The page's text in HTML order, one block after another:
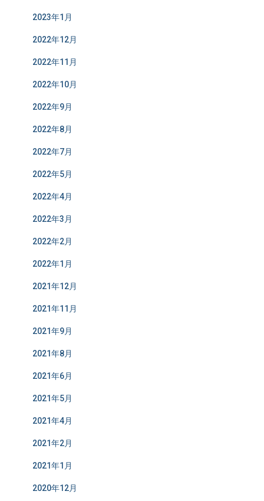
2023年1月
2022年12月
2022年11月
2022年10月
2022年9月
2022年8月
2022年7月
2022年5月
2022年4月
2022年3月
2022年2月
2022年1月
2021年12月
2021年11月
2021年9月
2021年8月
2021年6月
2021年5月
2021年4月
2021年2月
2021年1月
2020年12月